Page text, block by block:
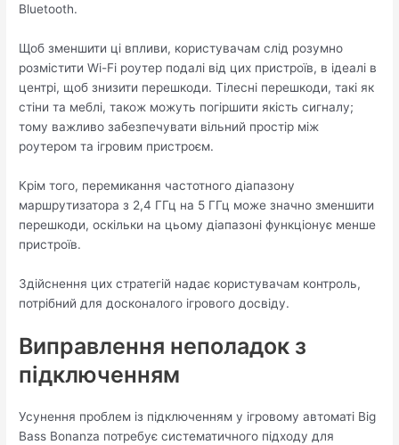
Bluetooth.
Щоб зменшити ці впливи, користувачам слід розумно
розмістити Wi-Fi роутер подалі від цих пристроїв, в ідеалі в
центрі, щоб знизити перешкоди. Тілесні перешкоди, такі як
стіни та меблі, також можуть погіршити якість сигналу;
тому важливо забезпечувати вільний простір між
роутером та ігровим пристроєм.
Крім того, перемикання частотного діапазону
маршрутизатора з 2,4 ГГц на 5 ГГц може значно зменшити
перешкоди, оскільки на цьому діапазоні функціонує менше
пристроїв.
Здійснення цих стратегій надає користувачам контроль,
потрібний для досконалого ігрового досвіду.
Виправлення неполадок з
підключенням
Усунення проблем із підключенням у ігровому автоматі Big
Bass Bonanza потребує систематичного підходу для